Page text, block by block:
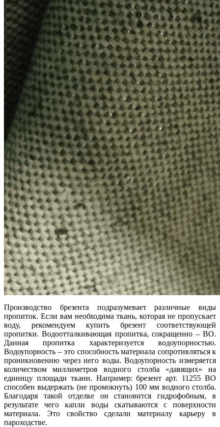
Производство брезента подразумевает различные виды
пропиток. Если вам необходима ткань, которая не пропускает
воду, рекомендуем купить брезент соответствующей
пропитки. Водоотталкивающая пропитка, сокращенно – ВО.
Данная пропитка характеризуется водоупорностью.
Водоупорность – это способность материала сопротивляться к
проникновению через него воды. Водоупорность измеряется
количеством миллиметров водного столба «давящих» на
единицу площади ткани. Например: брезент арт. 11255 ВО
способен выдержать (не промокнуть) 100 мм водного столба.
Благодаря такой отделке он становится гидрофобным, в
результате чего капли воды скатываются с поверхности
материала. Это свойство сделали материалу карьеру в
пароходстве.